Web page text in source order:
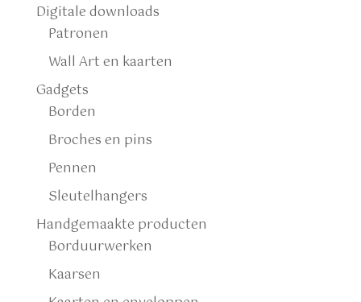
Digitale downloads
Patronen
Wall Art en kaarten
Gadgets
Borden
Broches en pins
Pennen
Sleutelhangers
Handgemaakte producten
Borduurwerken
Kaarsen